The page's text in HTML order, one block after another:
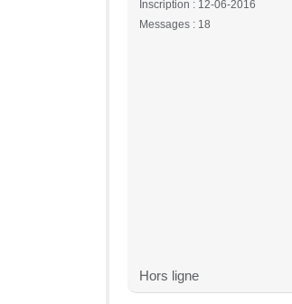
Inscription : 12-06-2016
Messages : 18
Hors ligne